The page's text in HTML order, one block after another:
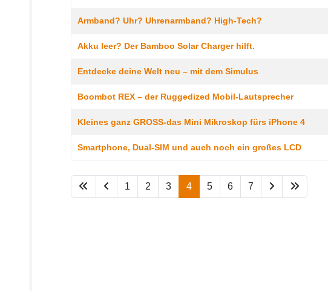
Armband? Uhr? Uhrenarmband? High-Tech?
Akku leer? Der Bamboo Solar Charger hilft.
Entdecke deine Welt neu – mit dem Simulus
Boombot REX – der Ruggedized Mobil-Lautsprecher
Kleines ganz GROSS-das Mini Mikroskop fürs iPhone 4
Smartphone, Dual-SIM und auch noch ein großes LCD
1 2 3 4 5 6 7